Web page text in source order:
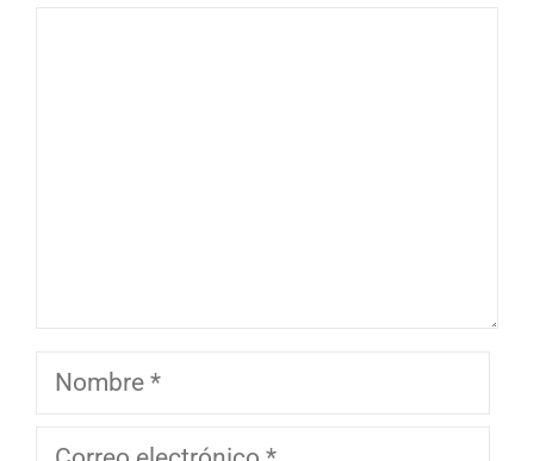
Nombre
Correo